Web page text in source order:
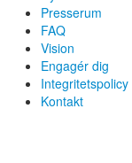
Presserum
FAQ
Vision
Engagér dig
Integritetspolicy
Kontakt